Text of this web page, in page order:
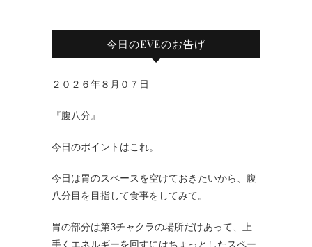
今日のEVEのお告げ
２０２６年８月０７日
『腹八分』
今日のポイントはこれ。
今日は胃のスペースを空けておきたいから、腹
八分目を目指して食事をしてみて。
胃の部分は第3チャクラの場所だけあって、上
手くエネルギーを回すにはちょっとしたスペー